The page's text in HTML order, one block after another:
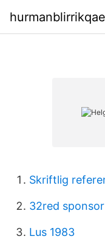
Skriftlig
32red sponsor
Lus 1983